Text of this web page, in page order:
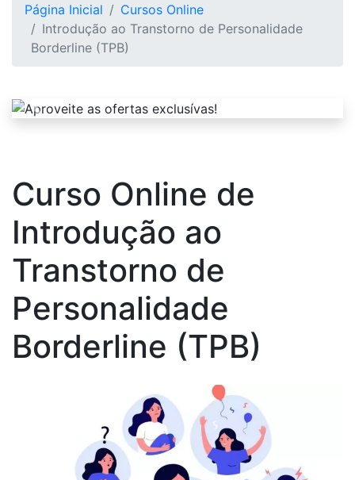
Página Inicial
Cursos Online
Introdução ao Transtorno de Personalidade
Borderline (TPB)
Curso Online de
Introdução ao
Transtorno de
Personalidade
Borderline (TPB)